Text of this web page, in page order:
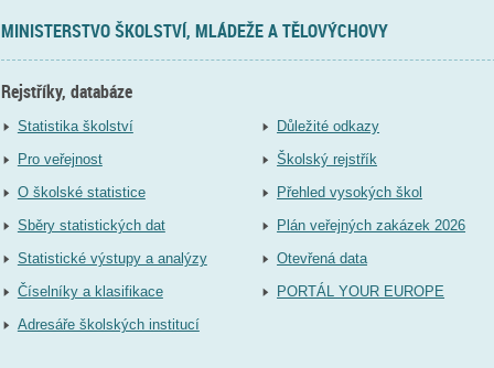
MINISTERSTVO ŠKOLSTVÍ, MLÁDEŽE A TĚLOVÝCHOVY
Rejstříky, databáze
Statistika školství
Pro veřejnost
O školské statistice
Sběry statistických dat
Statistické výstupy a analýzy
Číselníky a klasifikace
Adresáře školských institucí
Důležité odkazy
Školský rejstřík
Přehled vysokých škol
Plán veřejných zakázek 2026
Otevřená data
PORTÁL YOUR EUROPE